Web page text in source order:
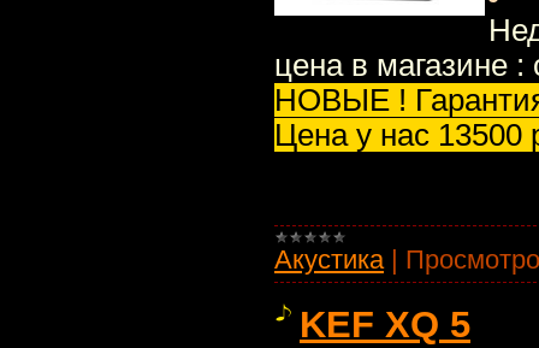
цена в магазине :
НОВЫЕ !
Цена у нас 13500
Акустика |
KEF XQ 5